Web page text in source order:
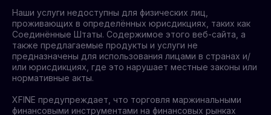
Наши услуги недоступны для физических лиц,
проживающих в определённых юрисдикциях, таких как
Соединённые Штаты. Содержимое этого веб-сайта, а
также предлагаемые продукты и услуги не
предназначены для использования лицами в странах и/
или юрисдикциях, где это нарушает местные законы или
нормативные акты.
XFINE предупреждает, что торговля маржинальными
финансовыми инструментами на финансовых рынках